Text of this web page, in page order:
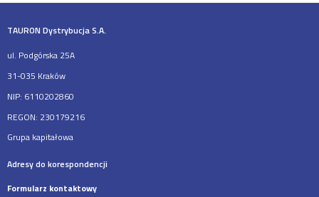
TAURON Dystrybucja S.A.
ul. Podgórska 25A
31-035 Kraków
NIP: 6110202860
REGON: 230179216
Grupa kapitałowa
Adresy do korespondencji
Formularz kontaktowy